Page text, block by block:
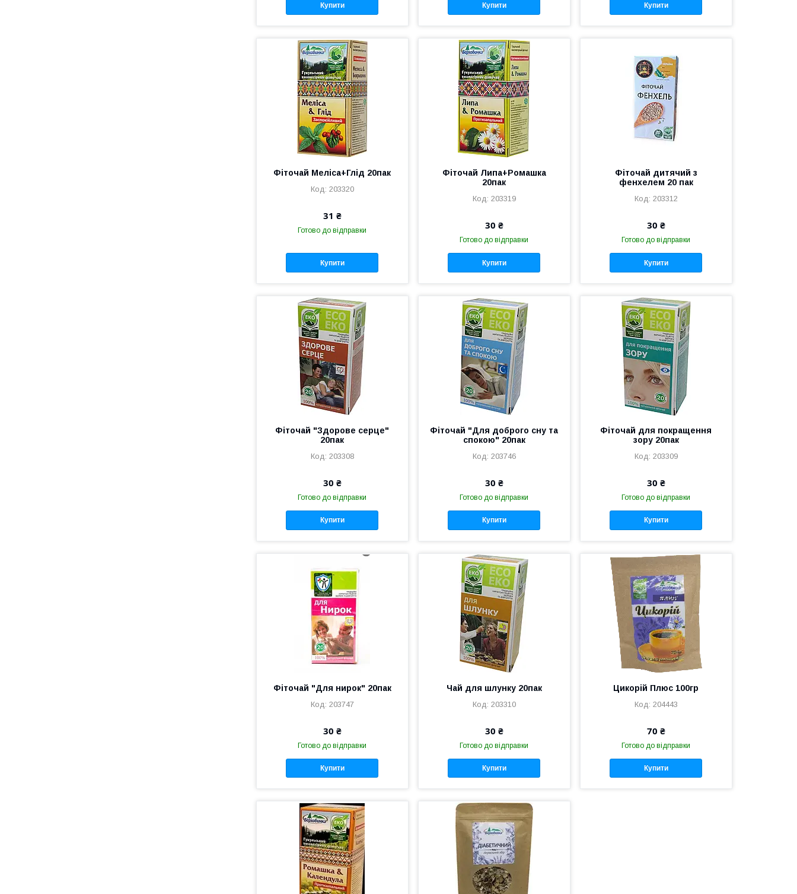
Купити Купити Купити
Фіточай Меліса+Глід 20пак
203320
31 ₴
Готово до відправки
Купити
Фіточай Липа+Ромашка
20пак
203319
30 ₴
Готово до відправки
Купити
Фіточай дитячий з
фенхелем 20 пак
203312
30 ₴
Готово до відправки
Купити
Фіточай "Здорове серце"
20пак
203308
30 ₴
Готово до відправки
Купити
Фіточай "Для доброго сну та
спокою" 20пак
203746
30 ₴
Готово до відправки
Купити
Фіточай для покращення
зору 20пак
203309
30 ₴
Готово до відправки
Купити
Фіточай "Для нирок" 20пак
203747
30 ₴
Готово до відправки
Купити
Чай для шлунку 20пак
203310
30 ₴
Готово до відправки
Купити
Цикорій Плюс 100гр
204443
70 ₴
Готово до відправки
Купити